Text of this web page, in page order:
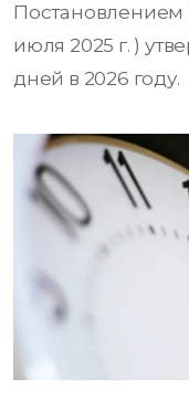
Постановлением
июля 2025 г. )
дней в 2026 году.